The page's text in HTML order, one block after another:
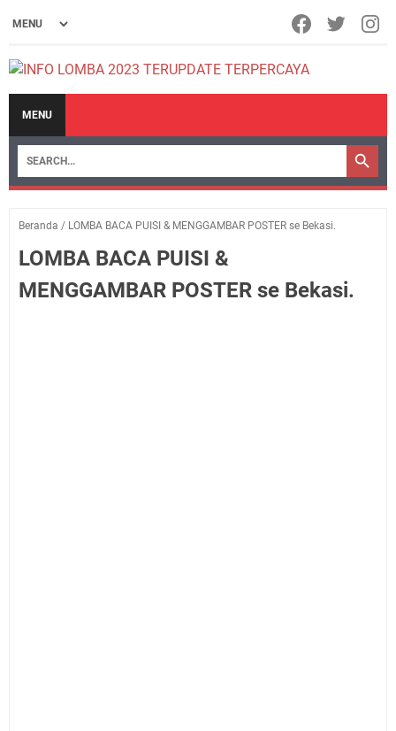
MENU
Beranda / LOMBA BACA PUISI & MENGGAMBAR POSTER se Bekasi.
LOMBA BACA PUISI &
MENGGAMBAR POSTER se Bekasi.